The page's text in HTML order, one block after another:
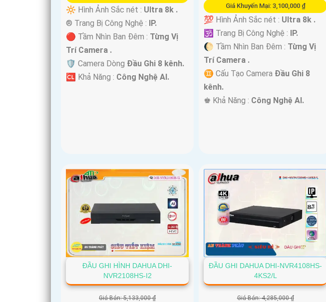
🔆 Hình Ảnh Sắc nét : Ultra 8k .
®️ Trang Bị Công Nghệ : IP.
🔴 Tầm Nhìn Ban Đêm : Từng Vị
Trí Camera .
🛡 Camera Dòng Đầu Ghi 8 kênh.
️🆑 Khả Năng : Công Nghệ AI.
Giá Khuyến Mại: 3,100,000 ₫
💯 Hình Ảnh Sắc nét : Ultra 8k .
🕉️ Trang Bị Công Nghệ : IP.
🌔 Tầm Nhìn Ban Đêm : Từng Vị
Trí Camera .
♊ Cấu Tạo Camera Đầu Ghi 8
kênh.
️♚ Khả Năng : Công Nghệ AI.
ĐẦU GHI HÌNH DAHUA DHI-
NVR2108HS-I2
Giá Bán: 5,133,000 ₫
ĐẦU GHI DAHUA DHI-NVR4108HS-
4KS2/L
Giá Bán: 4,285,000 ₫